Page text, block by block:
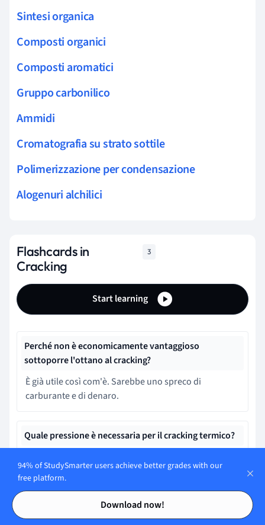
Contents
Contents
Sintesi organica
Composti organici
Composti aromatici
Gruppo carbonilico
Ammidi
Cromatografia su strato sottile
Polimerizzazione per condensazione
Alogenuri alchilici
Flashcards in
Cracking
3
Start learning
Perché non è economicamente vantaggioso
sottoporre l'ottano al cracking?
È già utile così com'è. Sarebbe uno spreco di
carburante e di denaro.
Quale pressione è necessaria per il cracking termico?
Quale pressione è necessaria per il cracking catalitico?
94% of StudySmarter users achieve better grades with our
free platform.
Download now!